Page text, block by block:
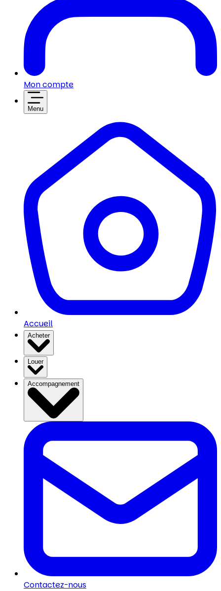
Mon compte
Menu
Accueil
Acheter
Louer
Accompagnement
Contactez-nous